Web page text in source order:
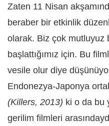
Zaten 11 Nisan
beraber bir etkinlik
olarak. Biz çok mutluyuz
başlattığımız için. Bu
vesile olur diye
Endonezya-Japonya
(Killers, 2013) ki o da bu
gerilim filmleri